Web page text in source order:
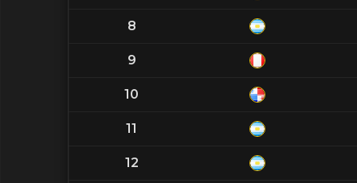
8
9
10
11
12